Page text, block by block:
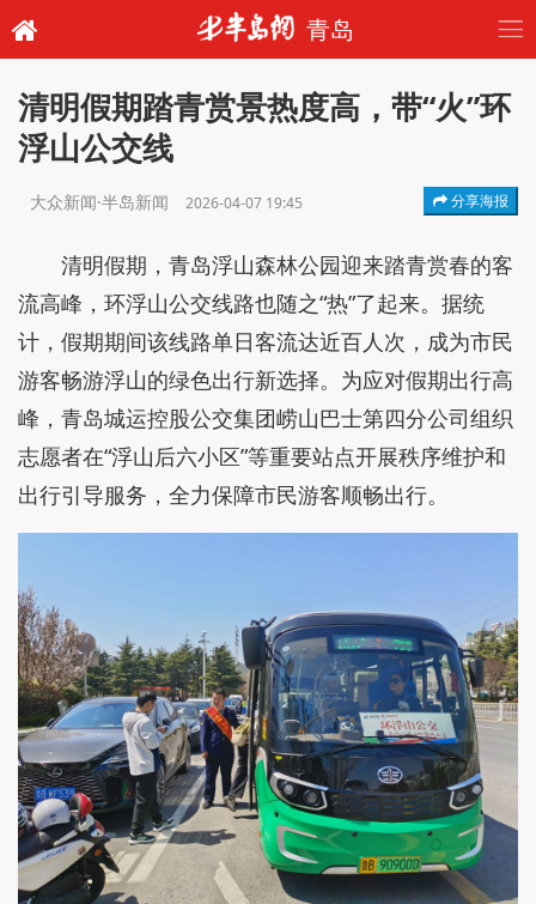
青岛
清明假期踏青赏景热度高，带“火”环
浮山公交线
大众新闻·半岛新闻 2026-04-07 19:45 分享海报
清明假期，青岛浮山森林公园迎来踏青赏春的客
流高峰，环浮山公交线路也随之“热”了起来。据统
计，假期期间该线路单日客流达近百人次，成为市民
游客畅游浮山的绿色出行新选择。为应对假期出行高
峰，青岛城运控股公交集团崂山巴士第四分公司组织
志愿者在“浮山后六小区”等重要站点开展秩序维护和
出行引导服务，全力保障市民游客顺畅出行。